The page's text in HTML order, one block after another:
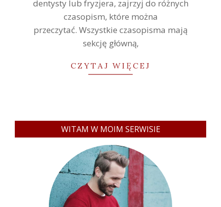
dentysty lub fryzjera, zajrzyj do różnych
czasopism, które można
przeczytać. Wszystkie czasopisma mają
sekcję główną,
CZYTAJ WIĘCEJ
WITAM W MOIM SERWISIE